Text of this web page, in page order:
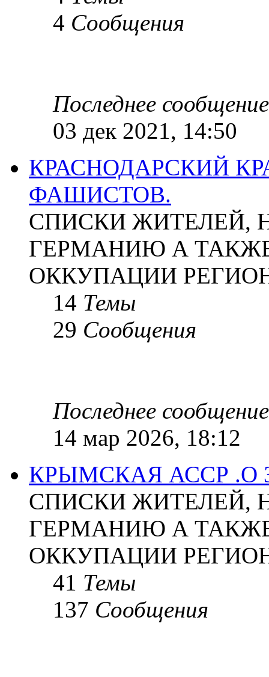
4 Сообщения
Последнее сообщение
03 дек 2021, 14:50
КРАСНОДАРСКИЙ
ФАШИСТОВ.
СПИСКИ ЖИТЕЛЕЙ,
ГЕРМАНИЮ А
ОККУПАЦИИ
14 Темы
29 Сообщения
Последнее сообщение
14 мар 2026, 18:12
КРЫМСКАЯ АССР .О
СПИСКИ ЖИТЕЛЕЙ,
ГЕРМАНИЮ А
ОККУПАЦИИ
41 Темы
137 Сообщения